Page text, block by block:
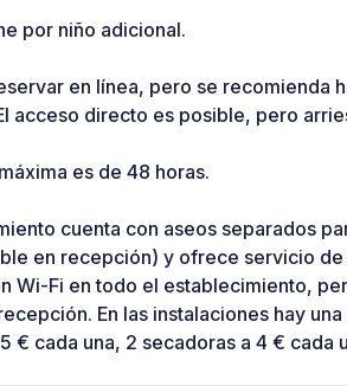
por niño adicional.
en línea, pero se recomienda
acceso directo es posible, pero
es de 48 horas.
cuenta con aseos separados
en recepción) y ofrece servicio
Wi-Fi en todo el establecimiento,
En las instalaciones hay
€ cada una, 2 secadoras a 4 € cada